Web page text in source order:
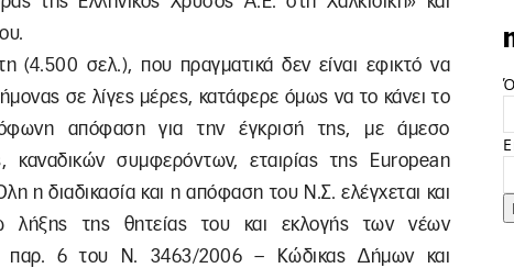
(4.500 σελ.), που πραγματικά δεν είναι εφικτό να
σε λίγες μέρες, κατάφερε όμως να το κάνει το
απόφαση για την έγκρισή της, με άμεσο
καναδικών συμφερόντων, εταιρίας της European
η διαδικασία και η απόφαση του Ν.Σ. ελέγχεται και
της θητείας του και εκλογής των νέων
9 παρ. 6 του Ν. 3463/2006 – Κώδικας Δήμων και